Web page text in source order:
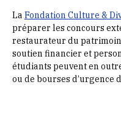
La Fondation Culture &
préparer les concours
restaurateur du
soutien financier et
étudiants peuvent en
ou de bourses